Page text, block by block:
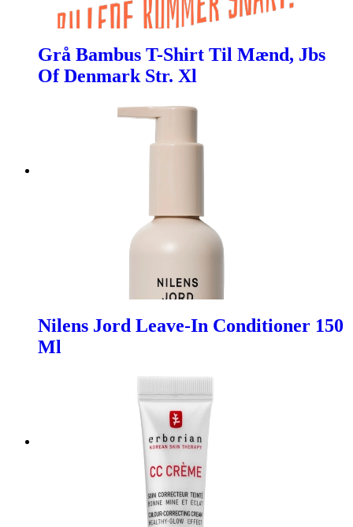
Grå Bambus T-Shirt Til Mænd, Jbs
Of Denmark Str. Xl
Nilens Jord Leave-In Conditioner 150
Ml